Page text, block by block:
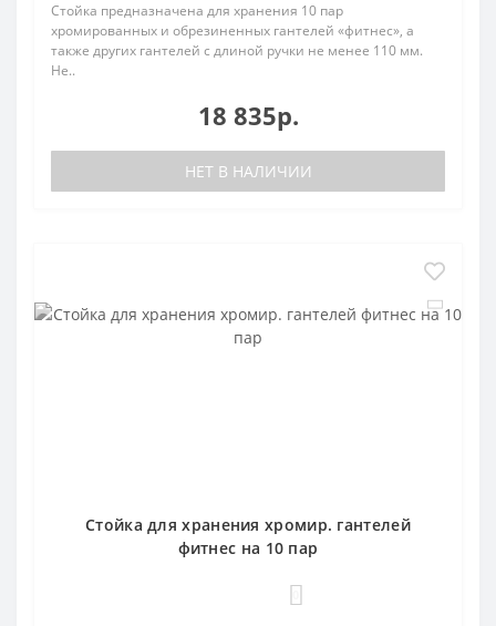
Стойка предназначена для хранения 10 пар
хромированных и обрезиненных гантелей «фитнес», а
также других гантелей с длиной ручки не менее 110 мм.
Не..
18 835р.
НЕТ В НАЛИЧИИ
Стойка для хранения хромир. гантелей
фитнес на 10 пар